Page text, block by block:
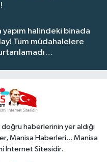
yapım halindeki binada
Tüm müdahalelere
haberlerinin yer aldığı
Manisa Haberleri... Manisa
İnternet Sitesidir.